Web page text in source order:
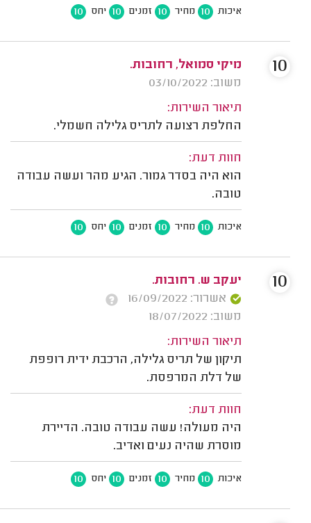
איכות 10 מחיר 10 זמנים 10 יחס 10
מיקי סמואל, רחובות.
משוב: 03/10/2022
תיאור השירות:
החלפת רצועה לתריס גלילה חשמלי.
חוות דעת:
הוא היה בסדר גמור. הגיע מהר ועשה עבודה
טובה.
איכות 10 מחיר 10 זמנים 10 יחס 10
10
יעקב ש. רחובות.
אשרור: 16/09/2022
משוב: 18/07/2022
תיאור השירות:
תיקון של תריס גלילה, הרכבת ידית רופפת
של דלת המרפסת.
חוות דעת:
היה מעולה! עשה עבודה טובה. הדיירת
מוסרת שהיה נעים ואדיב.
איכות 10 מחיר 10 זמנים 10 יחס 10
10